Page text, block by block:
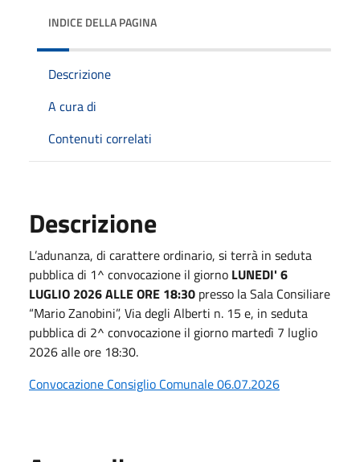
INDICE DELLA PAGINA
Descrizione
A cura di
Contenuti correlati
Descrizione
L’adunanza, di carattere ordinario, si terrà in seduta
pubblica di 1^ convocazione il giorno LUNEDI' 6
LUGLIO 2026 ALLE ORE 18:30 presso la Sala Consiliare
“Mario Zanobini”, Via degli Alberti n. 15 e, in seduta
pubblica di 2^ convocazione il giorno martedì 7 luglio
2026 alle ore 18:30.
Convocazione Consiglio Comunale 06.07.2026